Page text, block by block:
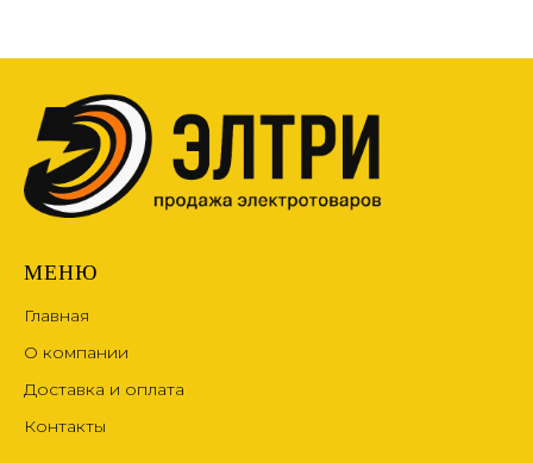
МЕНЮ
Главная
О компании
Доставка и оплата
Контакты